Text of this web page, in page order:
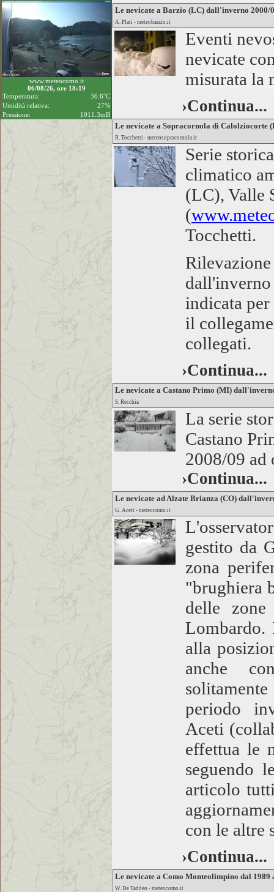
www.meteocomo.it
06/08/26, ore 18:19
Temperatura:
36.6°C
Umidità relativa:
27%
Pressione:
1011.3mB
Le nevicate a Barzio (LC) dall'inverno 2000/
A. Plati - meteobarzio.it
Eventi
nevicate
misurata la
›Continua...
Le nevicate a Sopracornola di Calolziocorte
R. Tocchetti - meteosopracornola.it
Serie
climatico
(LC), Valle
(
Tocchetti.
dall'inverno
indicata
il
collegati.
›Continua...
Le nevicate a Castano Primo (MI)
S. Recchia
La serie
Castano
2008/09 ad
›Continua...
Le nevicate ad Alzate Brianza (CO)
G. Aceti - meteocomo.it
gestito da
zona
"brughiera
delle
Lombardo.
alla
anche
periodo
Aceti
effettua le
seguendo
articolo
con le altre
›Continua...
Le nevicate a Como Monteolimpino dal 1989
W. De Taddeo - meteocomo.it